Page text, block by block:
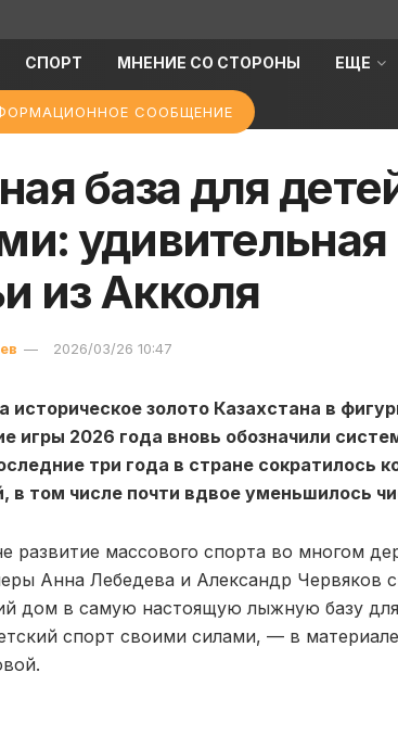
СПОРТ МНЕНИЕ СО СТОРОНЫ ЕЩЕ
СООБЩЕНИЕ
база для
из Акколя
2026/03/26 10:47
историческое золото Казахстана в
игры 2026 года вновь обозначили
три года в стране сократилось
в том числе почти вдвое уменьшилось
развитие массового спорта во многом
Анна Лебедева и Александр Червяков
дом в самую настоящую лыжную базу
спорт своими силами, — в